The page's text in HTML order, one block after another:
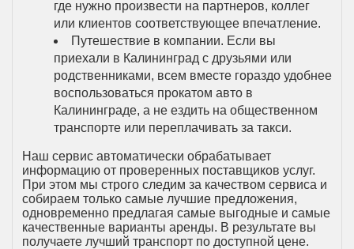
где нужно произвести на партнеров, коллег
или клиентов соответствующее впечатление.
Путешествие в компании. Если вы
приехали в Калининград с друзьями или
родственниками, всем вместе гораздо удобнее
воспользоваться прокатом авто в
Калининграде, а не ездить на общественном
транспорте или переплачивать за такси.
Наш сервис автоматически обрабатывает
информацию от проверенных поставщиков услуг.
При этом мы строго следим за качеством сервиса и
собираем только самые лучшие предложения,
одновременно предлагая самые выгодные и самые
качественные варианты аренды. В результате вы
получаете лучший транспорт по доступной цене.